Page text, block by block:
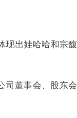
现出娃哈哈和宗馥
司董事会、股东会